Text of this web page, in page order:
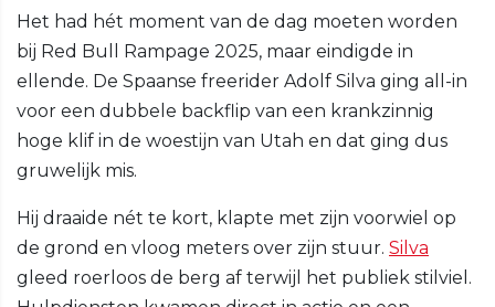
Het had hét moment van de dag moeten worden
bij Red Bull Rampage 2025, maar eindigde in
ellende. De Spaanse freerider Adolf Silva ging all-in
voor een dubbele backflip van een krankzinnig
hoge klif in de woestijn van Utah en dat ging dus
gruwelijk mis.
Hij draaide nét te kort, klapte met zijn voorwiel op
de grond en vloog meters over zijn stuur. Silva
gleed roerloos de berg af terwijl het publiek stilviel.